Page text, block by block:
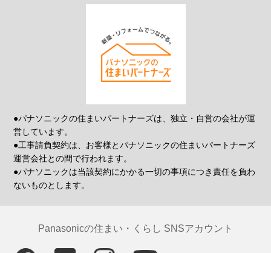
●パナソニックの住まいパートナーズは、独立・自営の会社が運
営しています。
●工事請負契約は、お客様とパナソニックの住まいパートナーズ
運営会社との間で行われます。
●パナソニックは当該契約にかかる一切の事項につき責任を負わ
ないものとします。
Panasonicの住まい・くらし SNSアカウント